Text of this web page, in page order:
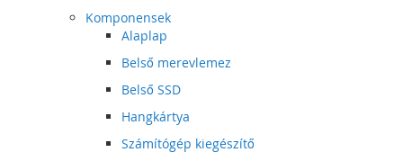
Komponensek
Alaplap
Belső merevlemez
Belső SSD
Hangkártya
Számítógép kiegészítő